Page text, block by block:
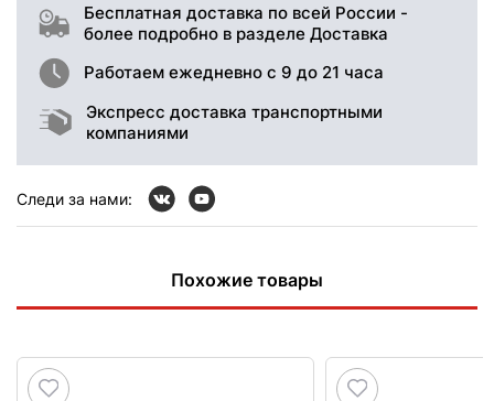
Бесплатная доставка по всей России -
более подробно в разделе Доставка
Работаем ежедневно с 9 до 21 часа
Экспресс доставка транспортными
компаниями
Следи за нами:
Похожие товары